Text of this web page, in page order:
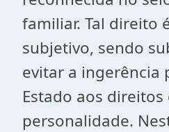
familiar. Tal direito
subjetivo, sendo
evitar a ingerência
Estado aos direitos
personalidade.